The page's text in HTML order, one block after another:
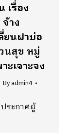
เรื่อง
าง
ยนฝาบ่อ
นสุข หมู่
ะเจาะจง
Byadmin4
ระกาศผู้